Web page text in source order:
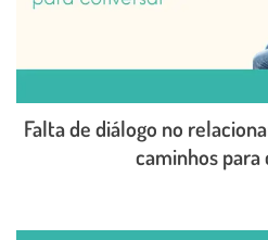
Falta de diálogo no
caminhos para